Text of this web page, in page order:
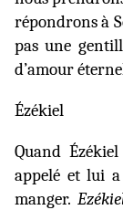
répondrons à
pas une
d’amour
Ézékiel
Quand
appelé et lui
manger.